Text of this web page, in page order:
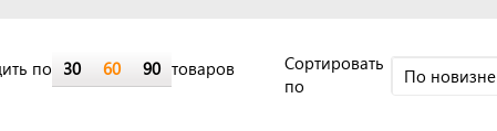
по 30 60 90 товаров
Cортировать
по
По новизне